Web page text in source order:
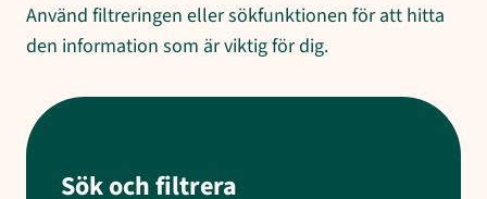
Använd filtreringen eller sökfunktionen för att hitta
den information som är viktig för dig.
Sök och filtrera